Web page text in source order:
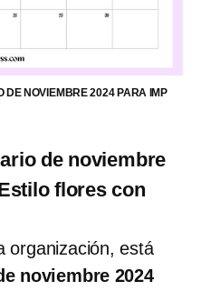
NOVIEMBRE 2024 PARA IMP
de noviembre
flores con
organización, está
noviembre 2024